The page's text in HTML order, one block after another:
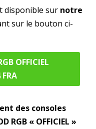
disponible sur notre
sur le bouton ci-
OFFICIEL
des consoles
RGB « OFFICIEL »